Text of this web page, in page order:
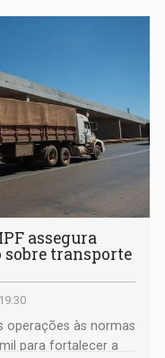
assegura
transporte
operações às normas
para fortalecer a